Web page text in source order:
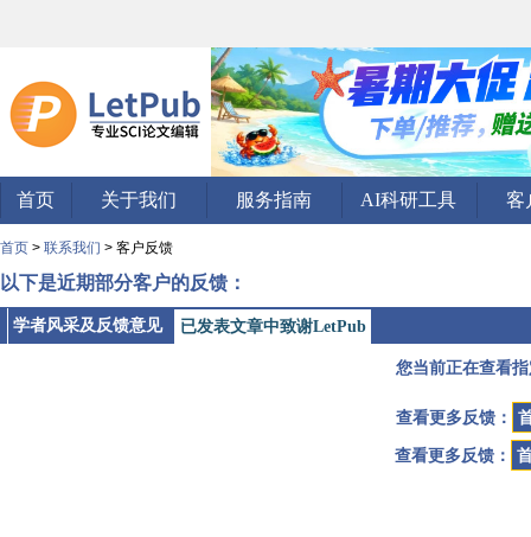
首页 关于我们 服务指南 AI科研工具 客
首页 > 联系我们 > 客户反馈
以下是近期部分客户的反馈：
学者风采及反馈意见 已发表文章中致谢LetPub
您当前正在查看
查看更多反馈：
查看更多反馈：